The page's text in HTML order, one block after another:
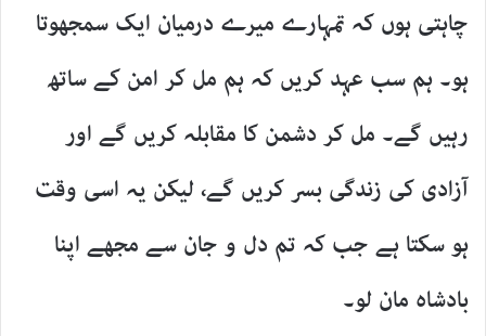
چاہتی ہوں کہ تمہارے میرے درمیان ایک سمجھوتا
ہو۔ ہم سب عہد کریں کہ ہم مل کر امن کے ساتھ
رہیں گے۔ مل کر دشمن کا مقابلہ کریں گے اور
آزادی کی زندگی بسر کریں گے، لیکن یہ اسی وقت
ہو سکتا ہے جب کہ تم دل و جان سے مجھے اپنا
بادشاہ مان لو۔